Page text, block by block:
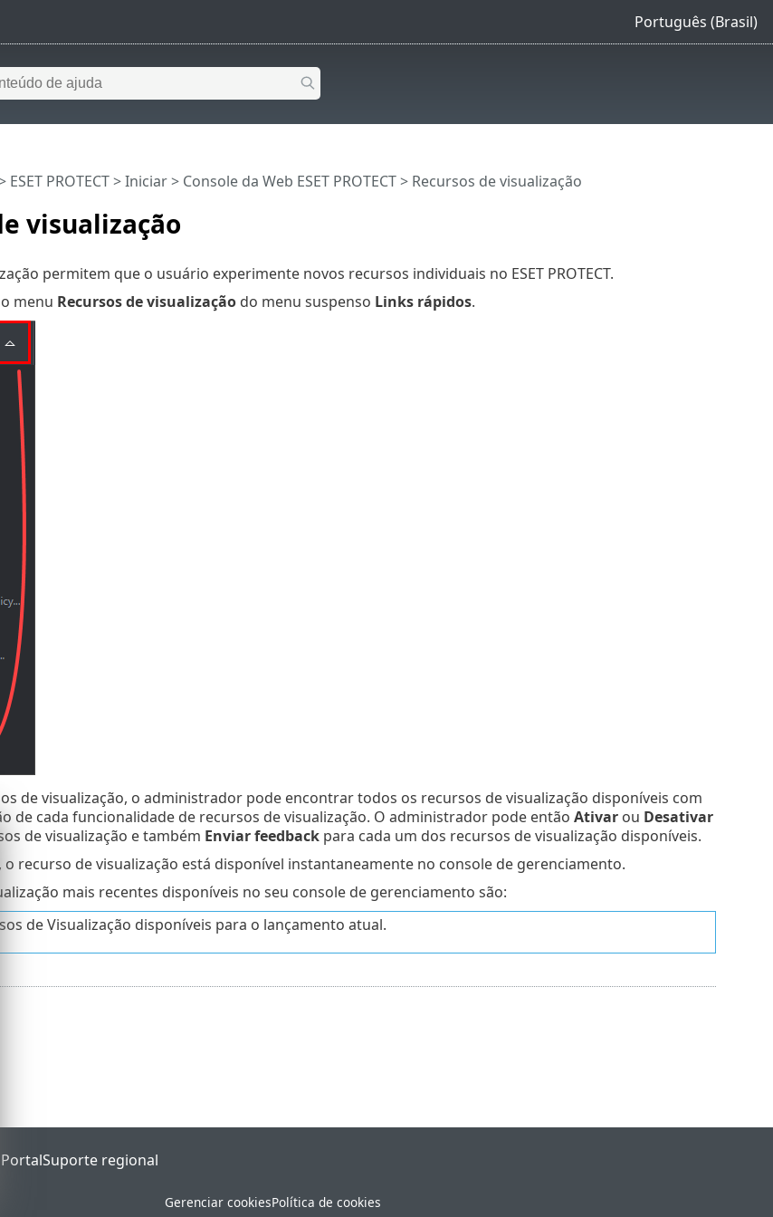
Português (Brasil)
visualização
ESET PROTECT>Iniciar> Console da Web ESET PROTECT> Recursos de visualização
permitem que o usuário experimente novos recursos individuais no ESET PROTECT.
menu Recursos de visualizaçãodo menu suspenso Links rápidos.
de visualização, o administrador pode encontrar todos os recursos de visualização disponíveis com
de cada funcionalidade de recursos de visualização. O administrador pode então Ativarou Desativar
de visualização e também Enviar feedbackpara cada um dos recursos de visualização disponíveis.
o recurso de visualização está disponível instantaneamente no console de gerenciamento.
mais recentes disponíveis no seu console de gerenciamento são:
de Visualização disponíveis para o lançamento atual.
PortalSuporte regional
Gerenciar cookiesPolítica de cookies